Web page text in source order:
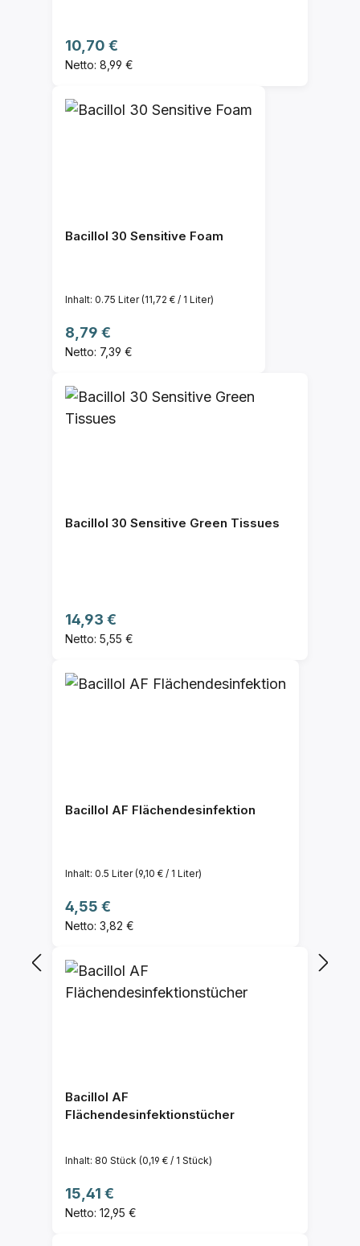
Regulärer Preis:
10,70 €
Netto: 8,99 €
Bacillol 30 Sensitive Foam
Inhalt: 0.75 Liter(11,72 € / 1 Liter)
Regulärer Preis:
8,79 €
Netto: 7,39 €
Bacillol 30 Sensitive Green Tissues
Regulärer Preis:
14,93 €
Netto: 5,55 €
Bacillol AF Flächendesinfektion
Inhalt: 0.5 Liter(9,10 € / 1 Liter)
Regulärer Preis:
4,55 €
Netto: 3,82 €
Bacillol AF
Flächendesinfektionstücher
Inhalt: 80 Stück (0,19 € / 1 Stück)
Regulärer Preis:
15,41 €
Netto: 12,95 €